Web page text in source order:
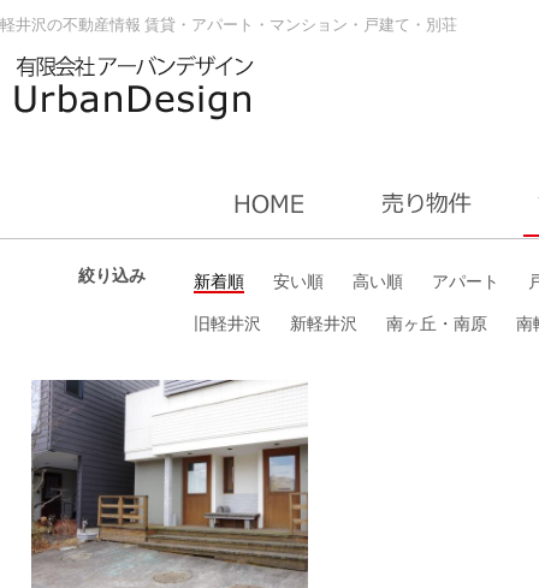
軽井沢の不動産情報 賃貸・アパート・マンション・戸建て・別荘
絞り込み 新着順 安い順 高い順 アパート
旧軽井沢 新軽井沢 南ヶ丘・南原 南